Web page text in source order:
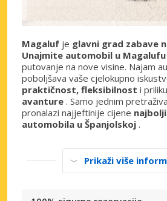
Magaluf je glavni grad zabave
Unajmite automobil u Magalufu
putovanje na nove visine. Najam
poboljšava vaše cjelokupno
praktičnost, fleksibilnost i
avanture . Samo jednim
pronalazi najjeftinije cijene
automobila u Španjolskoj .
Prikaži više